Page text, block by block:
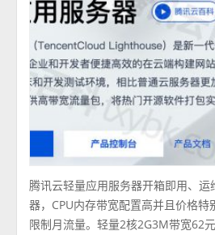
腾讯云轻量应用服务器开箱即用、
器，CPU内存带宽配置高并且价格
限制月流量。轻量2核2G3M带宽62